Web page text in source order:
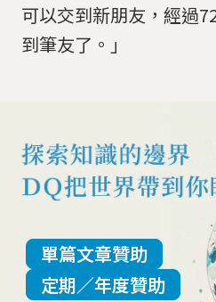
可以交到新朋友，經過
到筆友了。」
單篇文章贊助
定期／年度贊助